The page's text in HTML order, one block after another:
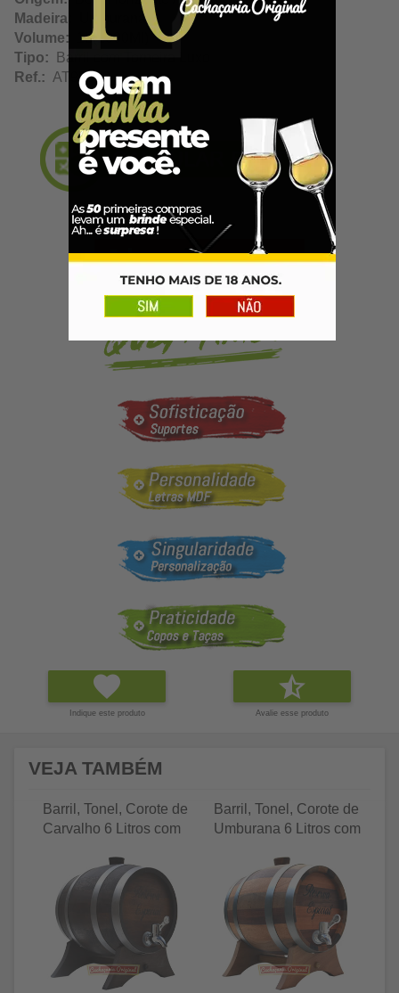
Madeira:
Umburana
Volume: 1L(1000Ml)
Tipo: Barril com Torneira Luxo
Ref.: AT95009
Adicionar ao Carrinho
Indique este produto Avalie esse produto
VEJA TAMBÉM
Barril, Tonel, Corote de
Carvalho 6 Litros com
Barril, Tonel, Corote de
Umburana 6 Litros com